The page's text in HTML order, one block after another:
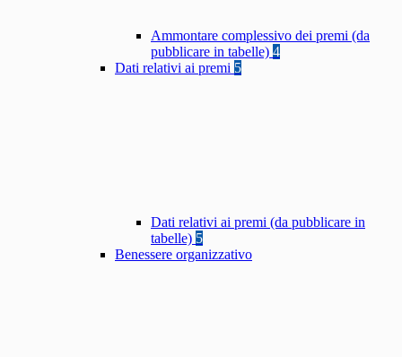
Ammontare complessivo dei premi (da
pubblicare in tabelle) 4
Dati relativi ai premi 5
Dati relativi ai premi (da pubblicare in
tabelle) 5
Benessere organizzativo